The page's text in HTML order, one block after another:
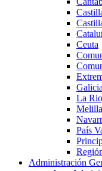
Ceuta
Galicia
La
Melilla
País
Administración